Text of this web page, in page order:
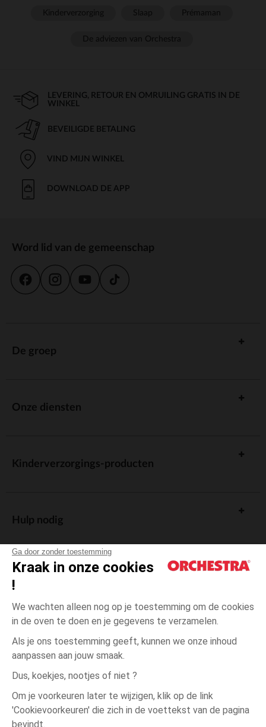
Ga door zonder toestemming
Kraak in onze cookies
!
We wachten alleen nog op je toestemming om de cookies
in de oven te doen en je gegevens te verzamelen.
Als je ons toestemming geeft, kunnen we onze inhoud
aanpassen aan jouw smaak.
Dus, koekjes, nootjes of niet ?
Om je voorkeuren later te wijzigen, klik op de link
'Cookievoorkeuren' die zich in de voettekst van de pagina
bevindt.
Roze Roze
één
LEVERING, RETOUR EN OMRUILING GRATIS IN DE
WINKEL
BEVEILIGDE BETALING
VIND MIJN WINKEL
DOWNLOAD DE APP
Word lid van de gemeenschap
De groep
Onze diensten
Kinderverzorgings-producten
Hulp nodig
Algemene verkoopsvoorwaarden
Wettelijke bepalingen
Persoonsgegevens